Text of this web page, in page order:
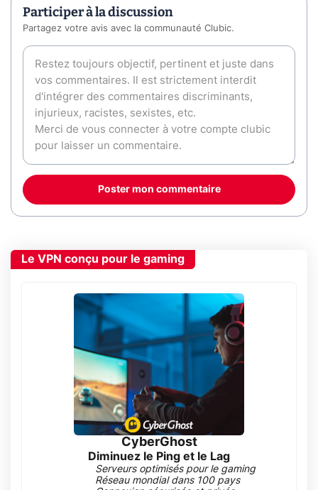
Participer à la discussion
Partagez votre avis avec la communauté Clubic.
Poster mon commentaire
Le VPN conçu pour le gaming
CyberGhost
Diminuez le Ping et le Lag
Serveurs optimisés pour le gaming
Réseau mondial dans 100 pays